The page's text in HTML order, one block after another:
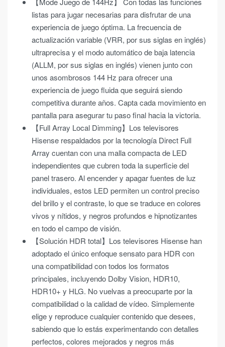
listas para jugar necesarias para disfrutar de una
experiencia de juego óptima. La frecuencia de
actualización variable (VRR, por sus siglas en inglés)
ultraprecisa y el modo automático de baja latencia
(ALLM, por sus siglas en inglés) vienen junto con
unos asombrosos 144 Hz para ofrecer una
experiencia de juego fluida que seguirá siendo
competitiva durante años. Capta cada movimiento en
pantalla para asegurar tu paso final hacia la victoria.
【Full Array Local Dimming】Los televisores
Hisense respaldados por la tecnología Direct Full
Array cuentan con una malla compacta de LED
independientes que cubren toda la superficie del
panel trasero. Al encender y apagar fuentes de luz
individuales, estos LED permiten un control preciso
del brillo y el contraste, lo que se traduce en colores
vivos y nítidos, y negros profundos e hipnotizantes
en todo el campo de visión.
【Solución HDR total】Los televisores Hisense han
adoptado el único enfoque sensato para HDR con
una compatibilidad con todos los formatos
principales, incluyendo Dolby Vision, HDR10,
HDR10+ y HLG. No vuelvas a preocuparte por la
compatibilidad o la calidad de vídeo. Simplemente
elige y reproduce cualquier contenido que desees,
sabiendo que lo estás experimentando con detalles
perfectos, colores mejorados y negros más